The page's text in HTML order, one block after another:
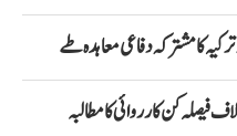
کا مشترکہ دفاعی معاہدہ طے
فیصلہ کن کارروائی کا مطالبہ